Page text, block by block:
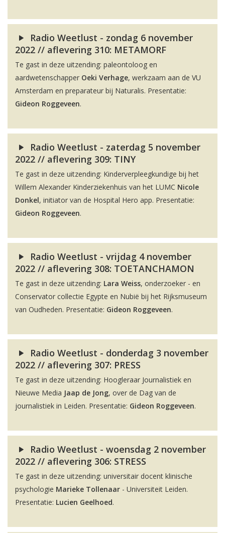
Radio Weetlust - zondag 6 november
2022 // aflevering 310: METAMORF
Te gast in deze uitzending: paleontoloog en
aardwetenschapper Oeki Verhage, werkzaam aan de VU
Amsterdam en preparateur bij Naturalis. Presentatie:
Gideon Roggeveen.
Radio Weetlust - zaterdag 5 november
2022 // aflevering 309: TINY
Te gast in deze uitzending: Kinderverpleegkundige bij het
Willem Alexander Kinderziekenhuis van het LUMC Nicole
Donkel, initiator van de Hospital Hero app. Presentatie:
Gideon Roggeveen.
Radio Weetlust - vrijdag 4 november
2022 // aflevering 308: TOETANCHAMON
Te gast in deze uitzending: Lara Weiss, onderzoeker - en
Conservator collectie Egypte en Nubië bij het Rijksmuseum
van Oudheden. Presentatie: Gideon Roggeveen.
Radio Weetlust - donderdag 3 november
2022 // aflevering 307: PRESS
Te gast in deze uitzending: Hoogleraar Journalistiek en
Nieuwe Media Jaap de Jong, over de Dag van de
journalistiek in Leiden. Presentatie: Gideon Roggeveen.
Radio Weetlust - woensdag 2 november
2022 // aflevering 306: STRESS
Te gast in deze uitzending: universitair docent klinische
psychologie Marieke Tollenaar - Universiteit Leiden.
Presentatie: Lucien Geelhoed.